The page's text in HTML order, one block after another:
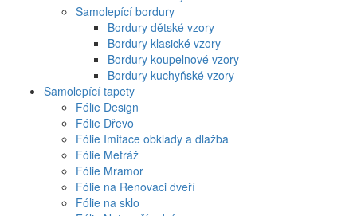
Samolepící bordury
Bordury dětské vzory
Bordury klasické vzory
Bordury koupelnové vzory
Bordury kuchyňské vzory
Samolepící tapety
Fólie Design
Fólie Dřevo
Fólie Imitace obklady a dlažba
Fólie Metráž
Fólie Mramor
Fólie na Renovaci dveří
Fólie na sklo